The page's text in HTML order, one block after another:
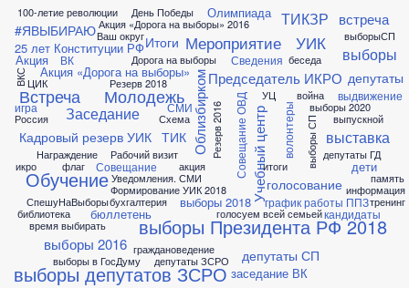
#ЯВЫБИРАЮ
100-летие революции
25 лет Конституции РФ
Акция
Акция «Дорога на выборы»
Акция «Дорога на выборы» 2016
ВК
ВКС
Ваш округ
Встреча
День Победы
Дорога на выборы
Заседание
Итоги
Кадровый резерв УИК
Мероприятие
Молодежь
Награждение Облизбирком
Обучение
Олимпиада
Председатель ИКРО
Рабочий визит Резерв 2016
Резерв 2018
Россия
СМИ
Сведения
Совещание Совещание ОВД
СпешуНаВыборы
Схема
ТИК
ТИКЗР
УИК
УЦ
Уведомления. СМИ Учебный центр
Формирование УИК 2018
ЦИК
акция
беседа
библиотека
бухгалтерия
бюллетень
война
волонтеры
время выбирать
встреча
выборы
выборы 2016
выборы 2018
выборы 2020
выборы Президента РФ 2018
выборы СП
выборы в ГосДуму
выборы депутатов ЗСРО
выборыСП
выдвижение
выпускной
выставка
голосование
голосуем всей семьей
граждановедение
график работы ППЗ
депутаты
депутаты ГД
депутаты ЗСРО депутаты СП
дети
заседание ВК
игра
икро
информация
итоги
кандидаты
память
тренинг
флаг